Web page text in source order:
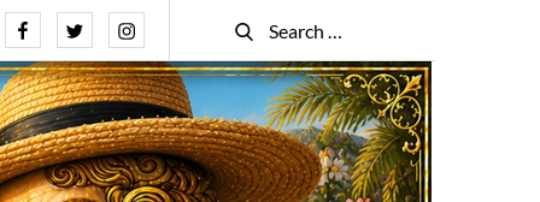
FacebookTwitterInstagram
Search
for:
Search